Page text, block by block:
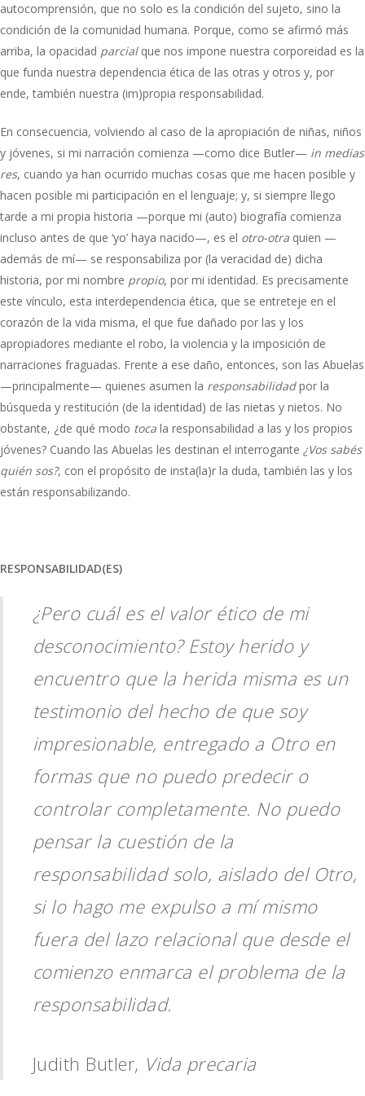
autocomprensión, que no solo es la condición del sujeto, sino la
condición de la comunidad humana. Porque, como se afirmó más
arriba, la opacidad parcialque nos impone nuestra corporeidad es la
que funda nuestra dependencia ética de las otras y otros y, por
ende, también nuestra (im)propia responsabilidad.
En consecuencia, volviendo al caso de la apropiación de niñas, niños
y jóvenes, si mi narración comienza —como dice Butler— in medias
res, cuando ya han ocurrido muchas cosas que me hacen posible y
hacen posible mi participación en el lenguaje; y, si siempre llego
tarde a mi propia historia —porque mi (auto) biografía comienza
incluso antes de que ‘yo’ haya nacido—, es el otro-otra quien —
además de mí— se responsabiliza por (la veracidad de) dicha
historia, por mi nombre propio, por mi identidad. Es precisamente
este vínculo, esta interdependencia ética, que se entreteje en el
corazón de la vida misma, el que fue dañado por las y los
apropiadores mediante el robo, la violencia y la imposición de
narraciones fraguadas. Frente a ese daño, entonces, son las Abuelas
—principalmente— quienes asumen la responsabilidadpor la
búsqueda y restitución (de la identidad) de las nietas y nietos. No
obstante, ¿de qué modo toca la responsabilidad a las y los propios
jóvenes? Cuando las Abuelas les destinan el interrogante ¿Vos sabés
quién sos?, con el propósito de insta(la)r la duda, también las y los
están responsabilizando.
RESPONSABILIDAD(ES)
¿Pero cuál es el valor ético de mi
desconocimiento? Estoy herido y
encuentro que la herida misma es un
testimonio del hecho de que soy
impresionable, entregado a Otro en
formas que no puedo predecir o
controlar completamente. No puedo
pensar la cuestión de la
responsabilidad solo, aislado del Otro,
si lo hago me expulso a mí mismo
fuera del lazo relacional que desde el
comienzo enmarca el problema de la
responsabilidad.
Judith Butler, Vida precaria